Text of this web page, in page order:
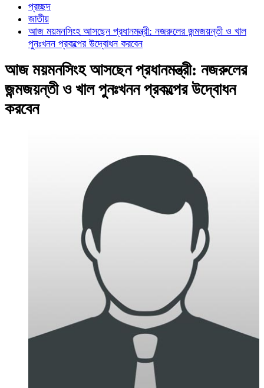
প্রচ্ছদ
জাতীয়
আজ ময়মনসিংহ আসছেন প্রধানমন্ত্রী: নজরুলের জন্মজয়ন্তী ও খাল
পুনঃখনন প্রকল্পের উদ্বোধন করবেন
আজ ময়মনসিংহ আসছেন প্রধানমন্ত্রী: নজরুলের
জন্মজয়ন্তী ও খাল পুনঃখনন প্রকল্পের উদ্বোধন
করবেন